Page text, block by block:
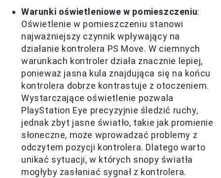
Warunki oświetleniowe w pomieszczeniu:
Oświetlenie w pomieszczeniu stanowi
najważniejszy czynnik wpływający na
działanie kontrolera PS Move. W ciemnych
warunkach kontroler działa znacznie lepiej,
ponieważ jasna kula znajdująca się na końcu
kontrolera dobrze kontrastuje z otoczeniem.
Wystarczające oświetlenie pozwala
PlayStation Eye precyzyjnie śledzić ruchy,
jednak zbyt jasne światło, takie jak promienie
słoneczne, może wprowadzać problemy z
odczytem pozycji kontrolera. Dlatego warto
unikać sytuacji, w których snopy światła
mogłyby zasłaniać sygnał z kontrolera.